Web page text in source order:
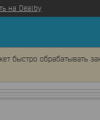
на Deal.by
быстро обрабатывать